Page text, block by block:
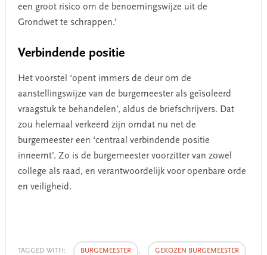
een groot risico om de benoemingswijze uit de
Grondwet te schrappen.’
Verbindende positie
Het voorstel ‘opent immers de deur om de
aanstellingswijze van de burgemeester als geïsoleerd
vraagstuk te behandelen’, aldus de briefschrijvers. Dat
zou helemaal verkeerd zijn omdat nu net de
burgemeester een ‘centraal verbindende positie
inneemt’. Zo is de burgemeester voorzitter van zowel
college als raad, en verantwoordelijk voor openbare orde
en veiligheid.
TAGGED WITH: BURGEMEESTER , GEKOZEN BURGEMEESTER